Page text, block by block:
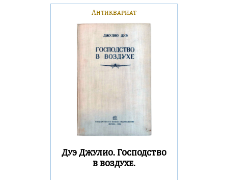
Антиквариат
Дуэ Джулио. Господство
в воздухе.